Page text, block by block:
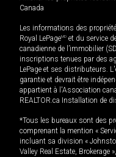
Canada
Les informations des
Royal LePageMD et du service
canadienne de l’immobilier
inscriptions tenues par des
LePage et ses distributeurs.
garantie et devrait être
appartient à l'Association
REALTOR.ca Installation de
*Tous les bureaux sont des
comprenant la mention «
incluant sa division «
Valley Real Estate, Brokerage